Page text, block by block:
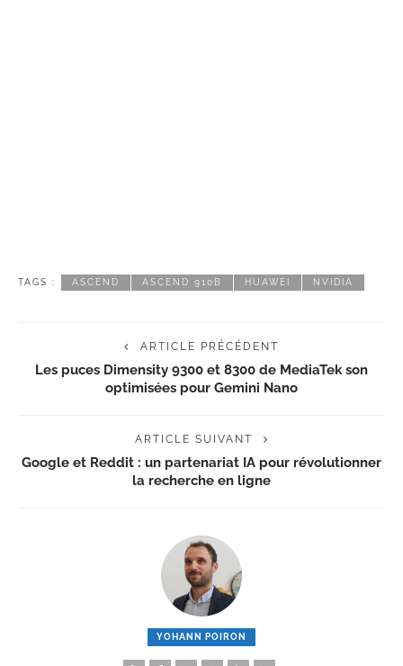
TAGS : ASCEND ASCEND 910B HUAWEI NVIDIA
ARTICLE PRÉCÉDENT
Les puces Dimensity 9300 et 8300 de MediaTek son
optimisées pour Gemini Nano
ARTICLE SUIVANT
Google et Reddit : un partenariat IA pour révolutionner
la recherche en ligne
YOHANN POIRON